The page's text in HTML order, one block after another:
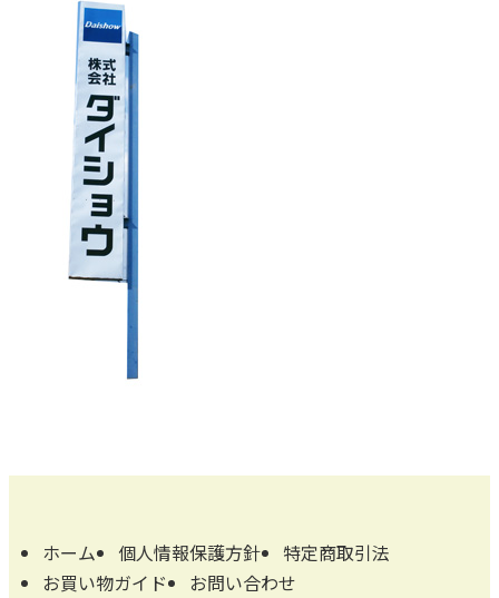
ホーム 個人情報保護方針
特定商取引法
お買い物ガイド
お問い合わせ